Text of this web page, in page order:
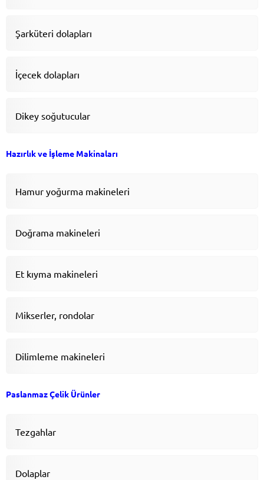
Şarküteri dolapları
İçecek dolapları
Dikey soğutucular
Hazırlık ve İşleme Makinaları
Hamur yoğurma makineleri
Doğrama makineleri
Et kıyma makineleri
Mikserler, rondolar
Dilimleme makineleri
Paslanmaz Çelik Ürünler
Tezgahlar
Dolaplar